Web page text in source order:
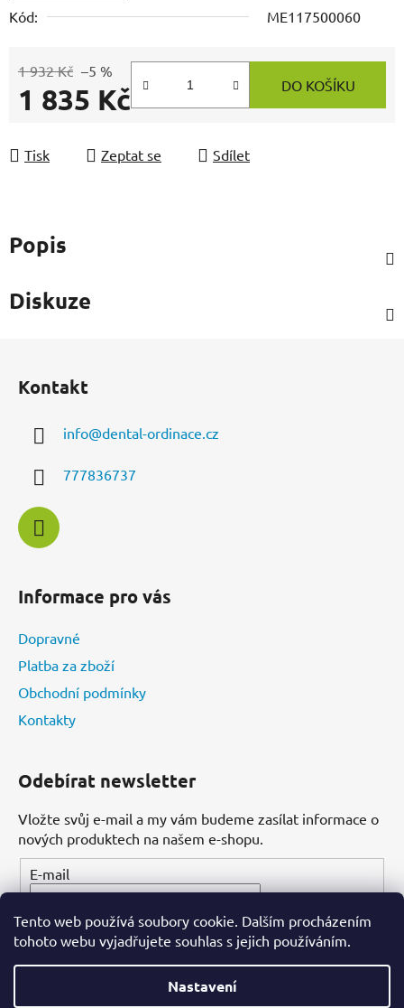
Tento web používá soubory cookie. Dalším procházením
tohoto webu vyjadřujete souhlas s jejich používáním.
Nastavení
Kód:
ME117500060
1 932 Kč –5 %
1 835 Kč DO KOŠÍKU
Tisk Zeptat se Sdílet
Popis
Diskuze
Kontakt
info@dental-ordinace.cz
777836737
Informace pro vás
Dopravné
Platba za zboží
Obchodní podmínky
Kontakty
Odebírat newsletter
Vložte svůj e-mail a my vám budeme zasílat informace o
nových produktech na našem e-shopu.
E-mail
PŘIHLÁSIT SE